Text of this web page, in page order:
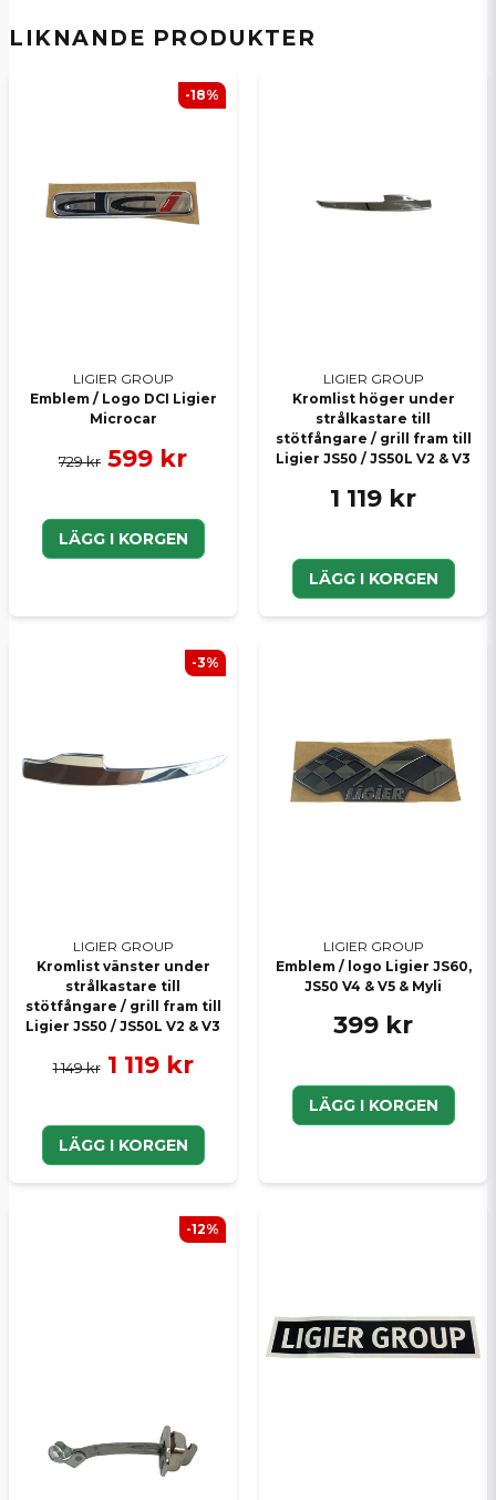
LIKNANDE PRODUKTER
LIGIER GROUP
Emblem / Logo DCI Ligier
Microcar
729 kr 599 kr
LÄGG I KORGEN
-18%
LIGIER GROUP
Kromlist höger under
strålkastare till
stötfångare / grill fram till
Ligier JS50 / JS50L V2 & V3
1 119 kr
LÄGG I KORGEN
LIGIER GROUP
Kromlist vänster under
strålkastare till
stötfångare / grill fram till
Ligier JS50 / JS50L V2 & V3
1 149 kr 1 119 kr
LÄGG I KORGEN
-3%
LIGIER GROUP
Emblem / logo Ligier JS60,
JS50 V4 & V5 & Myli
399 kr
LÄGG I KORGEN
-12%